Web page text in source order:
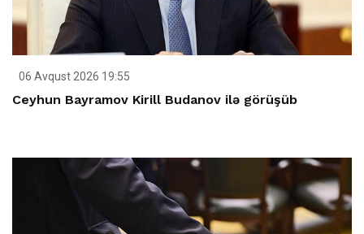
06 Avqust 2026 19:55
Ceyhun Bayramov Kirill Budanov ilə görüşüb